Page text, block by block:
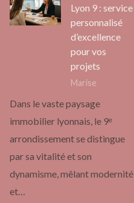
Lyon 9 : service
personnalisé
d’excellence
pour vos
projets
Marise
Dans le vaste paysage
immobilier lyonnais, le 9ᵉ
arrondissement se distingue
par sa vitalité et son
dynamisme, mêlant modernité
et…